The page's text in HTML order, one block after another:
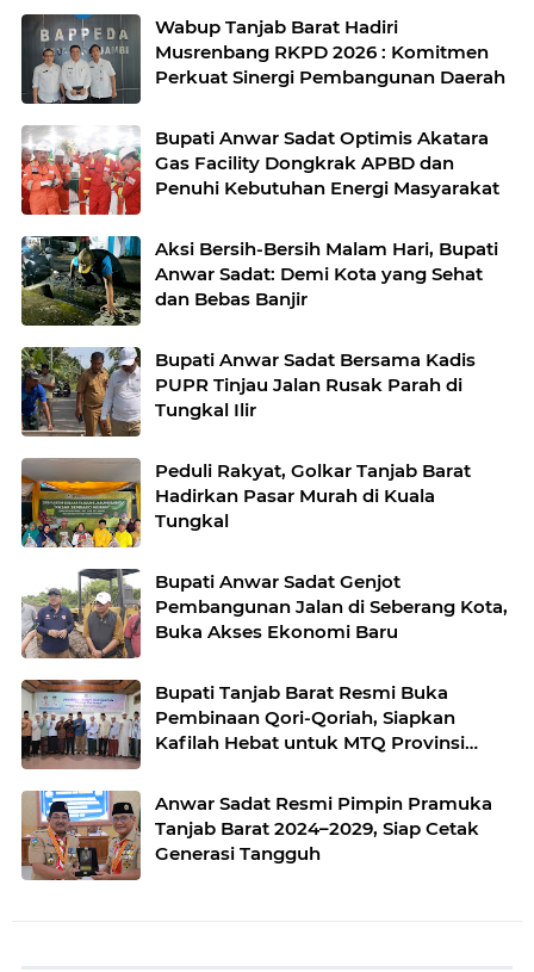
Wabup Tanjab Barat Hadiri
Musrenbang RKPD 2026 : Komitmen
Perkuat Sinergi Pembangunan Daerah
Bupati Anwar Sadat Optimis Akatara
Gas Facility Dongkrak APBD dan
Penuhi Kebutuhan Energi Masyarakat
Aksi Bersih-Bersih Malam Hari, Bupati
Anwar Sadat: Demi Kota yang Sehat
dan Bebas Banjir
Bupati Anwar Sadat Bersama Kadis
PUPR Tinjau Jalan Rusak Parah di
Tungkal Ilir
Peduli Rakyat, Golkar Tanjab Barat
Hadirkan Pasar Murah di Kuala
Tungkal
Bupati Anwar Sadat Genjot
Pembangunan Jalan di Seberang Kota,
Buka Akses Ekonomi Baru
Bupati Tanjab Barat Resmi Buka
Pembinaan Qori-Qoriah, Siapkan
Kafilah Hebat untuk MTQ Provinsi
Anwar Sadat Resmi Pimpin Pramuka
Tanjab Barat 2024–2029, Siap Cetak
Generasi Tangguh